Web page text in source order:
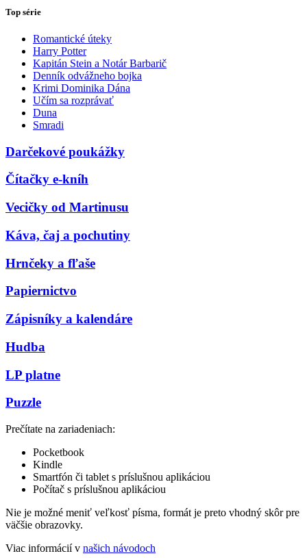
Top série
Romantické úteky
Harry Potter
Kapitán Stein a Notár Barbarič
Denník odvážneho bojka
Krimi Dominika Dána
Učím sa rozprávať
Duna
Smradi
Darčekové poukážky
Čítačky e-kníh
Vecičky od Martinusu
Káva, čaj a pochutiny
Hrnčeky a fľaše
Papiernictvo
Zápisníky a kalendáre
Hudba
LP platne
Puzzle
Prečítate na zariadeniach:
Pocketbook
Kindle
Smartfón či tablet s príslušnou aplikáciou
Počítač s príslušnou aplikáciou
Nie je možné meniť veľkosť písma, formát je preto vhodný skôr pre
väčšie obrazovky.
Viac informácií v našich návodoch